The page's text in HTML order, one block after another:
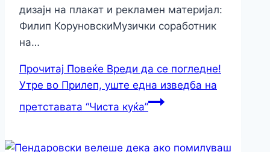
дизајн на плакат и рекламен материјал:
Филип КоруновскиМузички соработник
на…
Прочитај Повеќе Вреди да се погледне!
Утре во Прилеп, уште една изведба на
претставата “Чиста куќа”